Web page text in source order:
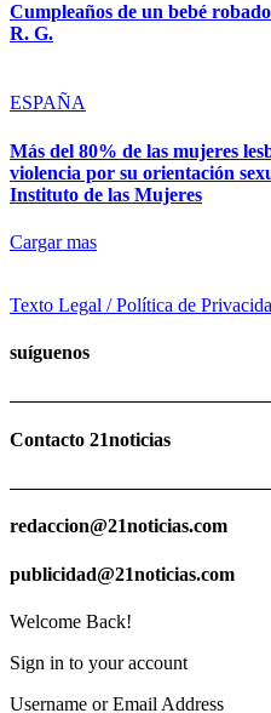
Cumpleaños de un bebé
R. G.
ESPAÑA
Más del 80% de las mujeres
violencia por su orientación
Instituto de las Mujeres
Cargar mas
Texto Legal / Política de
suíguenos
Contacto 21noticias
redaccion@21noticias.com
publicidad@21noticias.com
Welcome Back!
Sign in to your account
Username or Email Address